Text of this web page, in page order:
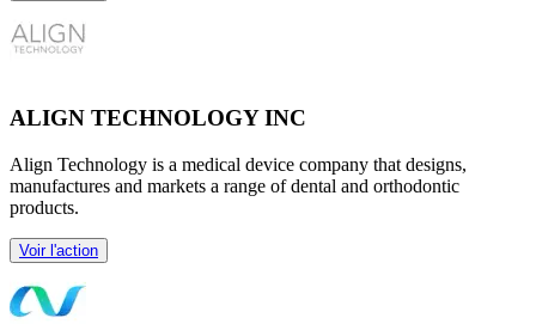
ALIGN TECHNOLOGY INC
Align Technology is a medical device company that designs,
manufactures and markets a range of dental and orthodontic
products.
Voir l'action